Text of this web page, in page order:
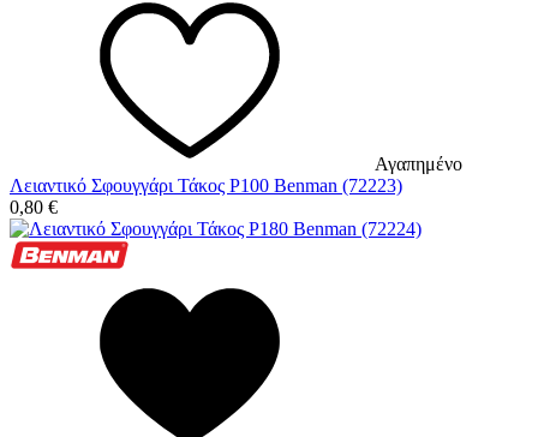
Αγαπημένο
Λειαντικό Σφουγγάρι Τάκος P100 Benman (72223)
0,80 €